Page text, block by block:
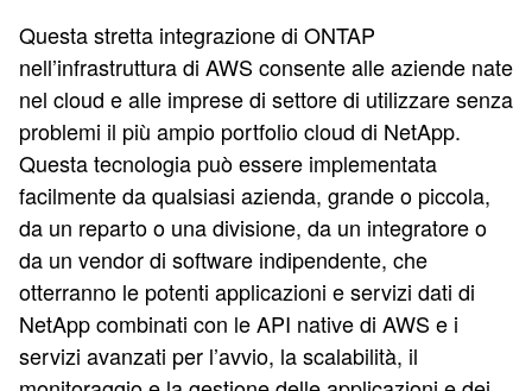
Questa stretta integrazione di ONTAP
nell’infrastruttura di AWS consente alle aziende nate
nel cloud e alle imprese di settore di utilizzare senza
problemi il più ampio portfolio cloud di NetApp.
Questa tecnologia può essere implementata
facilmente da qualsiasi azienda, grande o piccola,
da un reparto o una divisione, da un integratore o
da un vendor di software indipendente, che
otterranno le potenti applicazioni e servizi dati di
NetApp combinati con le API native di AWS e i
servizi avanzati per l’avvio, la scalabilità, il